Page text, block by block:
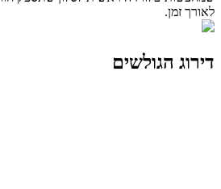
לאורך זמן.
דירוג הגולשים